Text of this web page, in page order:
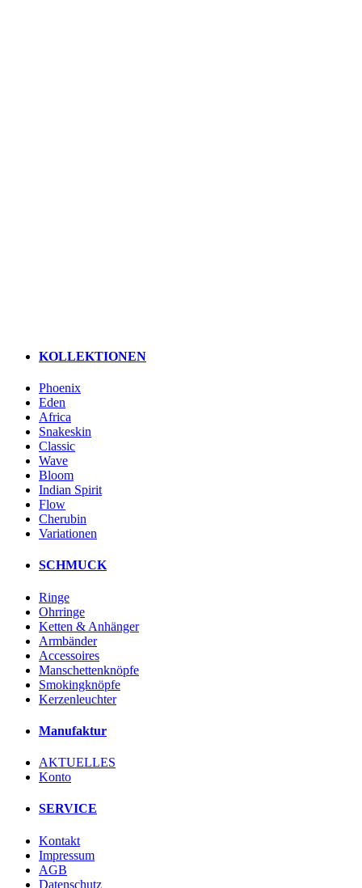
KOLLEKTIONEN
Phoenix
Eden
Africa
Snakeskin
Classic
Wave
Bloom
Indian Spirit
Flow
Cherubin
Variationen
SCHMUCK
Ringe
Ohrringe
Ketten & Anhänger
Armbänder
Accessoires
Manschettenknöpfe
Smokingknöpfe
Kerzenleuchter
Manufaktur
AKTUELLES
Konto
SERVICE
Kontakt
Impressum
AGB
Datenschutz